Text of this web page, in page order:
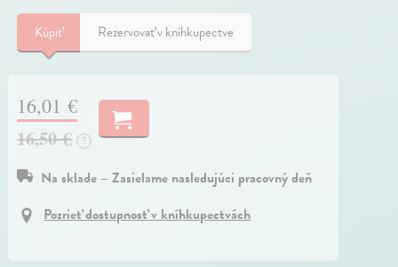
Kúpiť Rezervovať v kníhkupectve
16,01 €
16,50 €
?
Na sklade – Zasielame nasledujúci pracovný deň
Pozrieť dostupnosť v kníhkupectvách